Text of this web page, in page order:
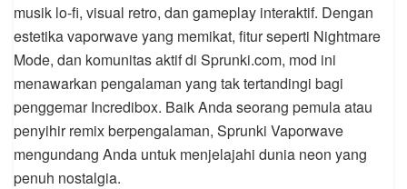
musik lo-fi, visual retro, dan gameplay interaktif. Dengan
estetika vaporwave yang memikat, fitur seperti Nightmare
Mode, dan komunitas aktif di Sprunki.com, mod ini
menawarkan pengalaman yang tak tertandingi bagi
penggemar Incredibox. Baik Anda seorang pemula atau
penyihir remix berpengalaman, Sprunki Vaporwave
mengundang Anda untuk menjelajahi dunia neon yang
penuh nostalgia.